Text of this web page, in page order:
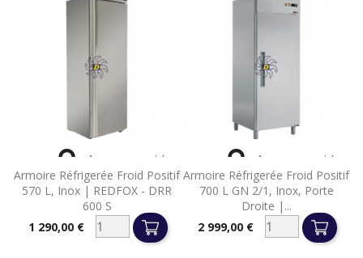
Armoire Réfrigerée Froid Positif
570 L, Inox | REDFOX - DRR
600 S
Prix1 290,00 €
 Aperçu rapide
Armoire Réfrigerée Froid Positif
700 L GN 2/1, Inox, Porte
Droite |...
Prix2 999,00 €
 Aperçu rapide